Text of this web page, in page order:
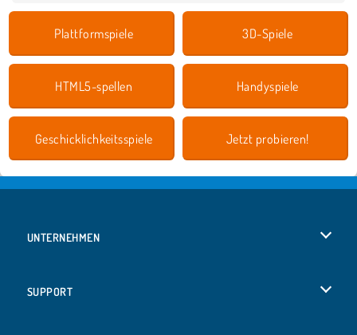
Plattformspiele 3D-Spiele
HTML5-spellen Handyspiele
Geschicklichkeitsspiele Jetzt probieren!
UNTERNEHMEN
SUPPORT